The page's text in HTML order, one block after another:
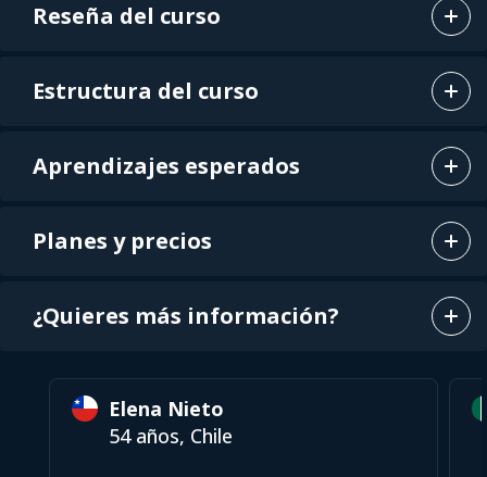
Reseña del curso
Estructura del curso
Aprendizajes esperados
Planes y precios
¿Quieres más información?
Elena Nieto
54 años, Chile